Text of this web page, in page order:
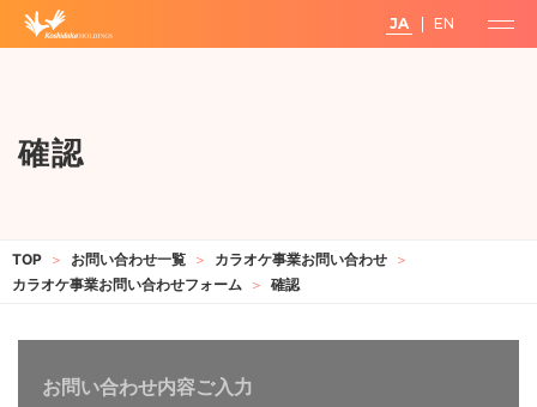
確認
お問い合わせ一覧
カラオケ事業お問い合わせ
カラオケ事業お問い合わせフォーム
確認
お問い合わせ内容ご入力
JA EN